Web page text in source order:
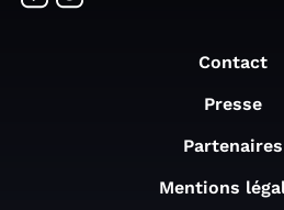
Contact
Presse
Partenaires
Mentions